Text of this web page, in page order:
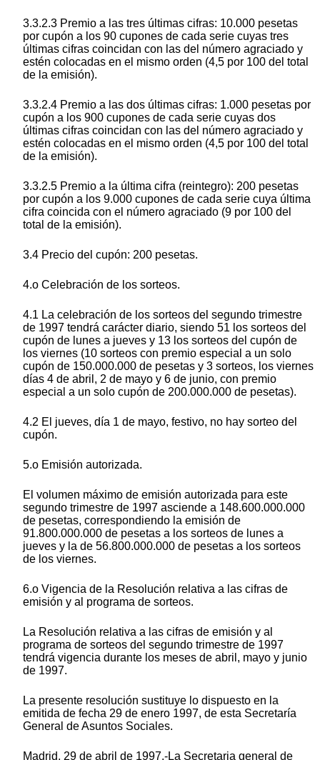
3.3.2.3 Premio a las tres últimas cifras: 10.000 pesetas
por cupón a los 90 cupones de cada serie cuyas tres
últimas cifras coincidan con las del número agraciado y
estén colocadas en el mismo orden (4,5 por 100 del total
de la emisión).
3.3.2.4 Premio a las dos últimas cifras: 1.000 pesetas por
cupón a los 900 cupones de cada serie cuyas dos
últimas cifras coincidan con las del número agraciado y
estén colocadas en el mismo orden (4,5 por 100 del total
de la emisión).
3.3.2.5 Premio a la última cifra (reintegro): 200 pesetas
por cupón a los 9.000 cupones de cada serie cuya última
cifra coincida con el número agraciado (9 por 100 del
total de la emisión).
3.4 Precio del cupón: 200 pesetas.
4.o Celebración de los sorteos.
4.1 La celebración de los sorteos del segundo trimestre
de 1997 tendrá carácter diario, siendo 51 los sorteos del
cupón de lunes a jueves y 13 los sorteos del cupón de
los viernes (10 sorteos con premio especial a un solo
cupón de 150.000.000 de pesetas y 3 sorteos, los viernes
días 4 de abril, 2 de mayo y 6 de junio, con premio
especial a un solo cupón de 200.000.000 de pesetas).
4.2 El jueves, día 1 de mayo, festivo, no hay sorteo del
cupón.
5.o Emisión autorizada.
El volumen máximo de emisión autorizada para este
segundo trimestre de 1997 asciende a 148.600.000.000
de pesetas, correspondiendo la emisión de
91.800.000.000 de pesetas a los sorteos de lunes a
jueves y la de 56.800.000.000 de pesetas a los sorteos
de los viernes.
6.o Vigencia de la Resolución relativa a las cifras de
emisión y al programa de sorteos.
La Resolución relativa a las cifras de emisión y al
programa de sorteos del segundo trimestre de 1997
tendrá vigencia durante los meses de abril, mayo y junio
de 1997.
La presente resolución sustituye lo dispuesto en la
emitida de fecha 29 de enero 1997, de esta Secretaría
General de Asuntos Sociales.
Madrid, 29 de abril de 1997.-La Secretaria general de